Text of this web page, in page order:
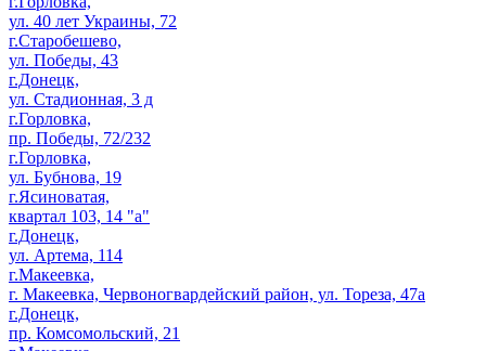
ул. 40 лет Украины, 72
г.Старобешево,
ул. Победы, 43
г.Донецк,
ул. Стадионная, 3 д
г.Горловка,
пр. Победы, 72/232
г.Горловка,
ул. Бубнова, 19
г.Ясиноватая,
квартал 103, 14 "а"
г.Донецк,
ул. Артема, 114
г.Макеевка,
г. Макеевка, Червоногвардейский район, ул. Тореза, 47а
г.Донецк,
пр. Комсомольский, 21